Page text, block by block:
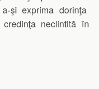
şi exprima dorinţa
neclintită în